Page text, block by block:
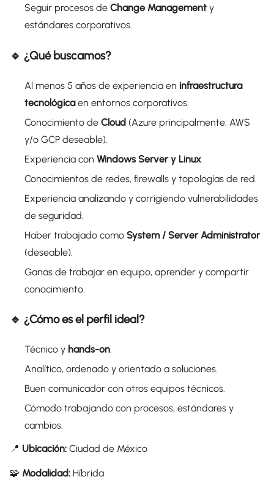
Seguir procesos de Change Management y
estándares corporativos.
🔹 ¿Qué buscamos?
Al menos 5 años de experiencia en infraestructura
tecnológicaen entornos corporativos.
Conocimiento de Cloud (Azure principalmente; AWS
y/o GCP deseable).
Experiencia con Windows Server y Linux
Conocimientos de redes, firewalls y topologías de red.
Experiencia analizando y corrigiendo vulnerabilidades
de seguridad.
Haber trabajado como System / Server Administrator
(deseable).
Ganas de trabajar en equipo, aprender y compartir
conocimiento.
🔹 ¿Cómo es el perfil ideal?
Técnico y hands-on.
Analítico, ordenado y orientado a soluciones.
Buen comunicador con otros equipos técnicos.
Cómodo trabajando con procesos, estándares y
cambios.
📍 Ubicación: Ciudad de México
🧩 Modalidad: Híbrida